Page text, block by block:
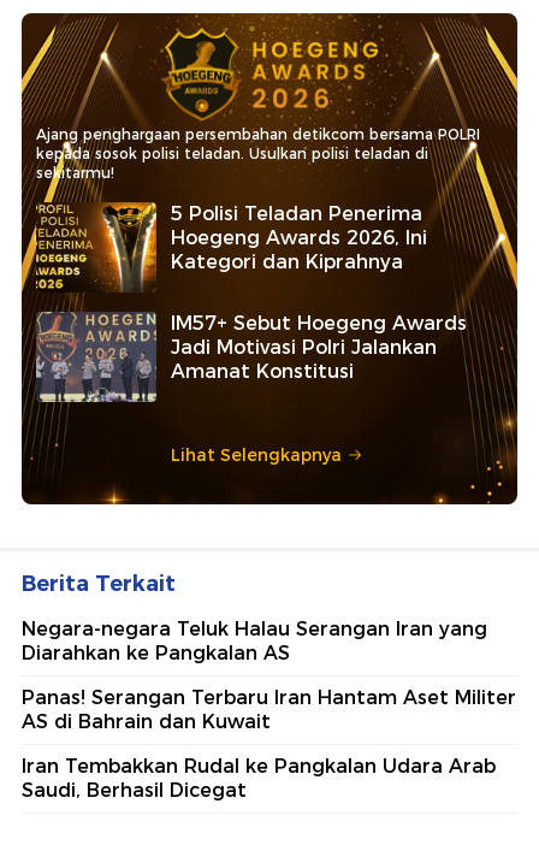
Ajang penghargaan persembahan detikcom bersama POLRI
kepada sosok polisi teladan. Usulkan polisi teladan di
sekitarmu!
5 Polisi Teladan Penerima
Hoegeng Awards 2026, Ini
Kategori dan Kiprahnya
IM57+ Sebut Hoegeng Awards
Jadi Motivasi Polri Jalankan
Amanat Konstitusi
Lihat Selengkapnya
Berita Terkait
Negara-negara Teluk Halau Serangan Iran yang
Diarahkan ke Pangkalan AS
Panas! Serangan Terbaru Iran Hantam Aset Militer
AS di Bahrain dan Kuwait
Iran Tembakkan Rudal ke Pangkalan Udara Arab
Saudi, Berhasil Dicegat